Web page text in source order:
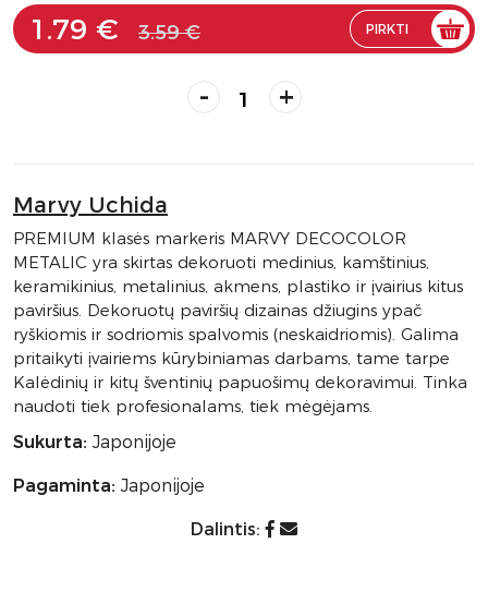
1.79 € 3.59 € PIRKTI
- +
Marvy Uchida
PREMIUM klasės markeris MARVY DECOCOLOR
METALIC yra skirtas dekoruoti medinius, kamštinius,
keramikinius, metalinius, akmens, plastiko ir įvairius kitus
paviršius. Dekoruotų paviršių dizainas džiugins ypač
ryškiomis ir sodriomis spalvomis (neskaidriomis). Galima
pritaikyti įvairiems kūrybiniamas darbams, tame tarpe
Kalėdinių ir kitų šventinių papuošimų dekoravimui. Tinka
naudoti tiek profesionalams, tiek mėgėjams.
Sukurta: Japonijoje
Pagaminta: Japonijoje
Dalintis: